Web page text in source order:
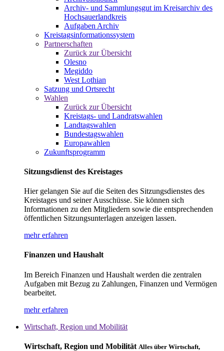
Archiv- und Sammlungsgut im Kreisarchiv des
Hochsauerlandkreis
Aufgaben Archiv
Kreistagsinformationssystem
Partnerschaften
Zurück zur Übersicht
Olesno
Megiddo
West Lothian
Satzung und Ortsrecht
Wahlen
Zurück zur Übersicht
Kreistags- und Landratswahlen
Landtagswahlen
Bundestagswahlen
Europawahlen
Zukunftsprogramm
Sitzungsdienst des Kreistages
Hier gelangen Sie auf die Seiten des Sitzungsdienstes des
Kreistages und seiner Ausschüsse. Sie können sich
Informationen zu den Mitgliedern sowie die entsprechenden
öffentlichen Sitzungsunterlagen anzeigen lassen.
mehr erfahren
Finanzen und Haushalt
Im Bereich Finanzen und Haushalt werden die zentralen
Aufgaben mit Bezug zu Zahlungen, Finanzen und Vermögen
bearbeitet.
mehr erfahren
Wirtschaft, Region und Mobilität
Wirtschaft, Region und Mobilität Alles über Wirtschaft,